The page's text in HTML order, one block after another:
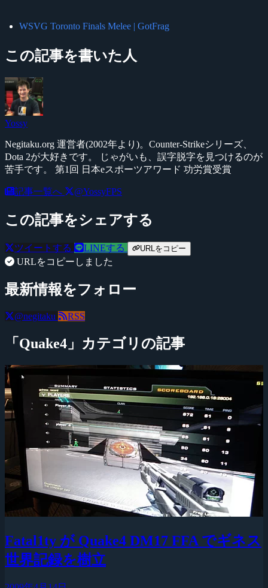
WSVG Toronto Finals Melee | GotFrag
この記事を書いた人
Yossy
Negitaku.org 運営者(2002年より)。Counter-Strikeシリーズ、
Dota 2が大好きです。 じゃがいも、誤字脱字を見つけるのが
苦手です。 第1回 日本eスポーツアワード 功労賞受賞
記事一覧へ @YossyFPS
この記事をシェアする
ツイートする LINEする URLをコピー
URLをコピーしました
最新情報をフォロー
@negitaku RSS
「Quake4」カテゴリの記事
Fatal1ty が Quake4 DM17 FFA でギネス
世界記録を樹立